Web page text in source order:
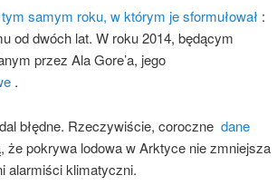
tym samym roku, w którym je sformułował :
od dwóch lat. W roku 2014, będącym
przez Ala Gore’a, jego
.
błędne. Rzeczywiście, coroczne dane
że pokrywa lodowa w Arktyce nie zmniejsza
alarmiści klimatyczni.